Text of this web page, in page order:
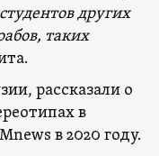
других
таких
рассказали о
в
в 2020 году.